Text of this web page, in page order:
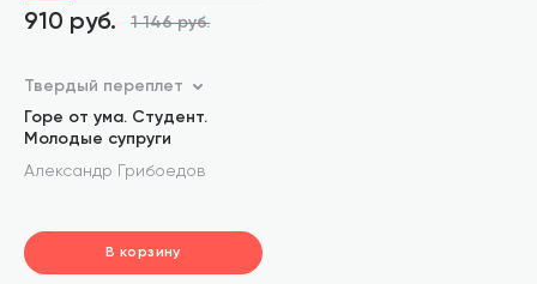
910 руб. 1 146 руб.
Твердый переплет
Горе от ума. Студент.
Молодые супруги
Александр Грибоедов
В корзину